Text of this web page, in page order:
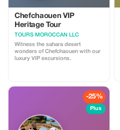
Chefchaouen VIP
Heritage Tour
TOURS MOROCCAN LLC
Witness the sahara desert
wonders of Chefchaouen with our
luxury VIP excursions.
-25%
Plus